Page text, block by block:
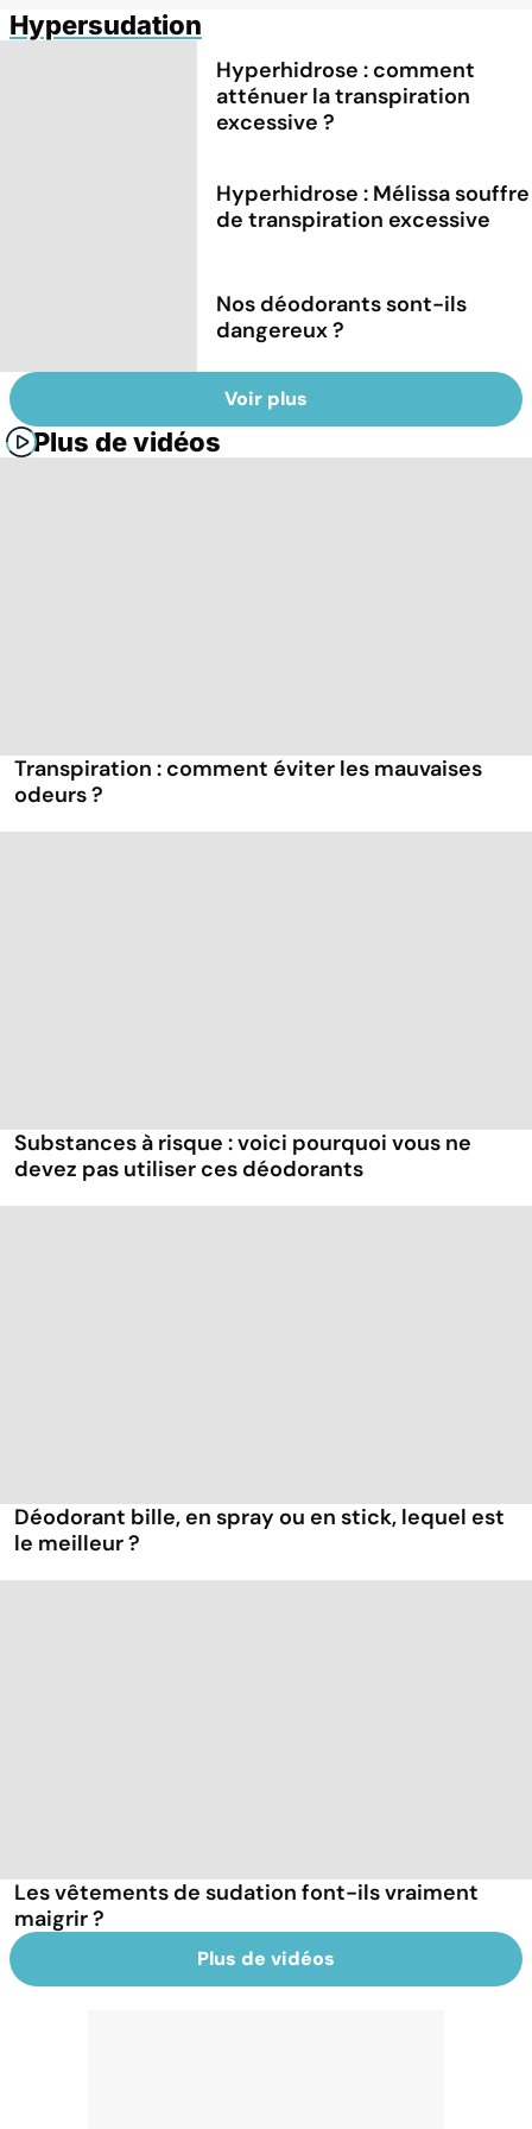
Hypersudation
Hyperhidrose : comment
atténuer la transpiration
excessive ?
Hyperhidrose : Mélissa souffre
de transpiration excessive
Nos déodorants sont-ils
dangereux ?
Voir plus
Plus de vidéos
Transpiration : comment éviter les mauvaises
odeurs ?
Substances à risque : voici pourquoi vous ne
devez pas utiliser ces déodorants
Déodorant bille, en spray ou en stick, lequel est
le meilleur ?
Les vêtements de sudation font-ils vraiment
maigrir ?
Plus de vidéos